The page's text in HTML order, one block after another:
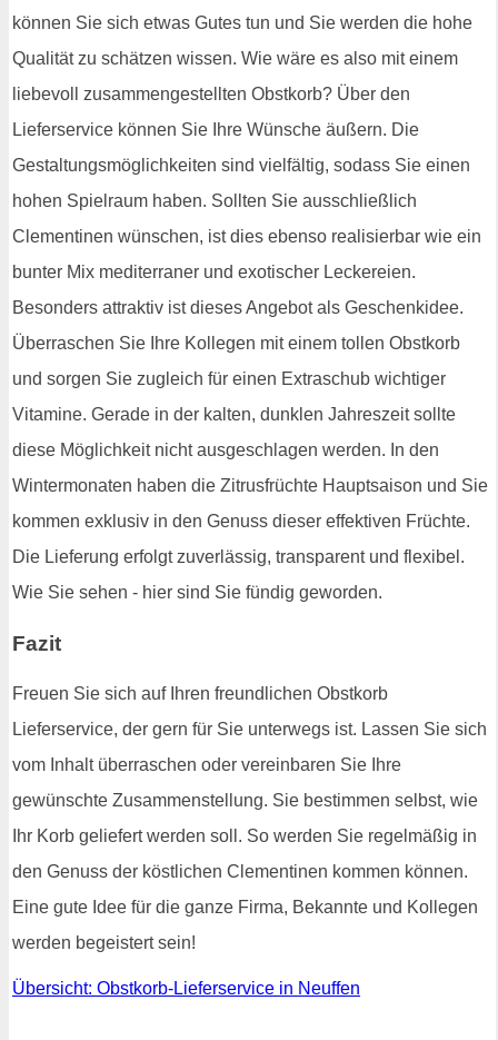
können Sie sich etwas Gutes tun und Sie werden die hohe
Qualität zu schätzen wissen. Wie wäre es also mit einem
liebevoll zusammengestellten Obstkorb? Über den
Lieferservice können Sie Ihre Wünsche äußern. Die
Gestaltungsmöglichkeiten sind vielfältig, sodass Sie einen
hohen Spielraum haben. Sollten Sie ausschließlich
Clementinen wünschen, ist dies ebenso realisierbar wie ein
bunter Mix mediterraner und exotischer Leckereien.
Besonders attraktiv ist dieses Angebot als Geschenkidee.
Überraschen Sie Ihre Kollegen mit einem tollen Obstkorb
und sorgen Sie zugleich für einen Extraschub wichtiger
Vitamine. Gerade in der kalten, dunklen Jahreszeit sollte
diese Möglichkeit nicht ausgeschlagen werden. In den
Wintermonaten haben die Zitrusfrüchte Hauptsaison und Sie
kommen exklusiv in den Genuss dieser effektiven Früchte.
Die Lieferung erfolgt zuverlässig, transparent und flexibel.
Wie Sie sehen - hier sind Sie fündig geworden.
Fazit
Freuen Sie sich auf Ihren freundlichen Obstkorb
Lieferservice, der gern für Sie unterwegs ist. Lassen Sie sich
vom Inhalt überraschen oder vereinbaren Sie Ihre
gewünschte Zusammenstellung. Sie bestimmen selbst, wie
Ihr Korb geliefert werden soll. So werden Sie regelmäßig in
den Genuss der köstlichen Clementinen kommen können.
Eine gute Idee für die ganze Firma, Bekannte und Kollegen
werden begeistert sein!
Übersicht: Obstkorb-Lieferservice in Neuffen